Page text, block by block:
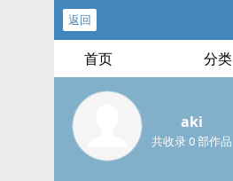
返回
首页 分类
aki
共收录 0 部作品